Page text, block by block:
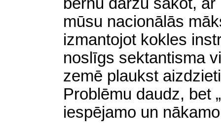
mūsu nacionālās
izmantojot kokles
noslīgs sektantisma
zemē plaukst
Problēmu daudz, bet
iespējamo un